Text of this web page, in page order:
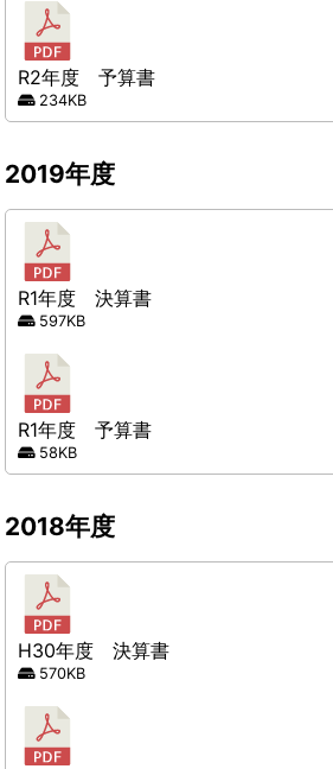
R2年度 予算書
234KB
2019年度
R1年度 決算書
597KB
R1年度 予算書
58KB
2018年度
H30年度 決算書
570KB